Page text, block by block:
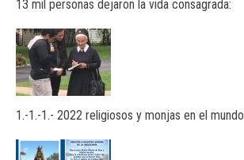
13 mil personas dejaron la vida consagrada:
1.-1.-1.- 2022 religiosos y monjas en el mundo